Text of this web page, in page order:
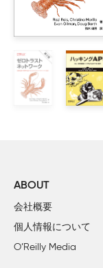
1.3　Webペネ
1.3.1　
2章　偵察活動-
2.1　アセット
2.1.5　サ
2.2　アセット
2.2.2　
2.2.3　ク
ABOUT
会社概要
個人情報について
O’Reilly Media